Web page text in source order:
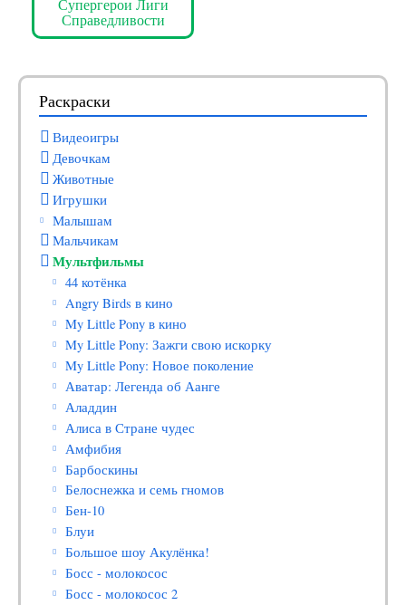
Раскраски
Видеоигры
Девочкам
Животные
Игрушки
Малышам
Мальчикам
Мультфильмы
44 котёнка
Angry Birds в кино
My Little Pony в кино
My Little Pony: Зажги свою искорку
My Little Pony: Новое поколение
Аватар: Легенда об Аанге
Аладдин
Алиса в Стране чудес
Амфибия
Барбоскины
Белоснежка и семь гномов
Бен-10
Блуи
Большое шоу Акулёнка!
Босс - молокосос
Босс - молокосос 2
Супергерои Лиги
Справедливости